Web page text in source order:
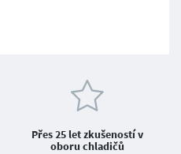
Přes 25 let zkušeností v
oboru chladičů